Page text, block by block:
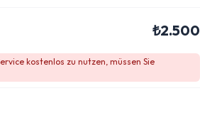
₺2.500
kostenlos zu nutzen, müssen Sie